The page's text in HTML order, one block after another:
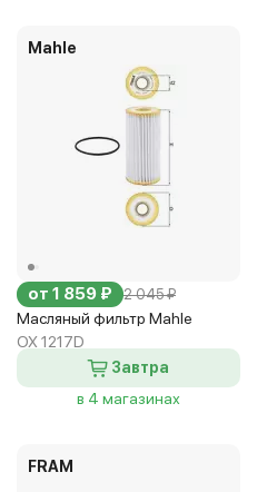
Mahle
от 1 859 ₽ 2 045 ₽
Масляный фильтр Mahle
OX 1217D
Завтра
в 4 магазинах
FRAM